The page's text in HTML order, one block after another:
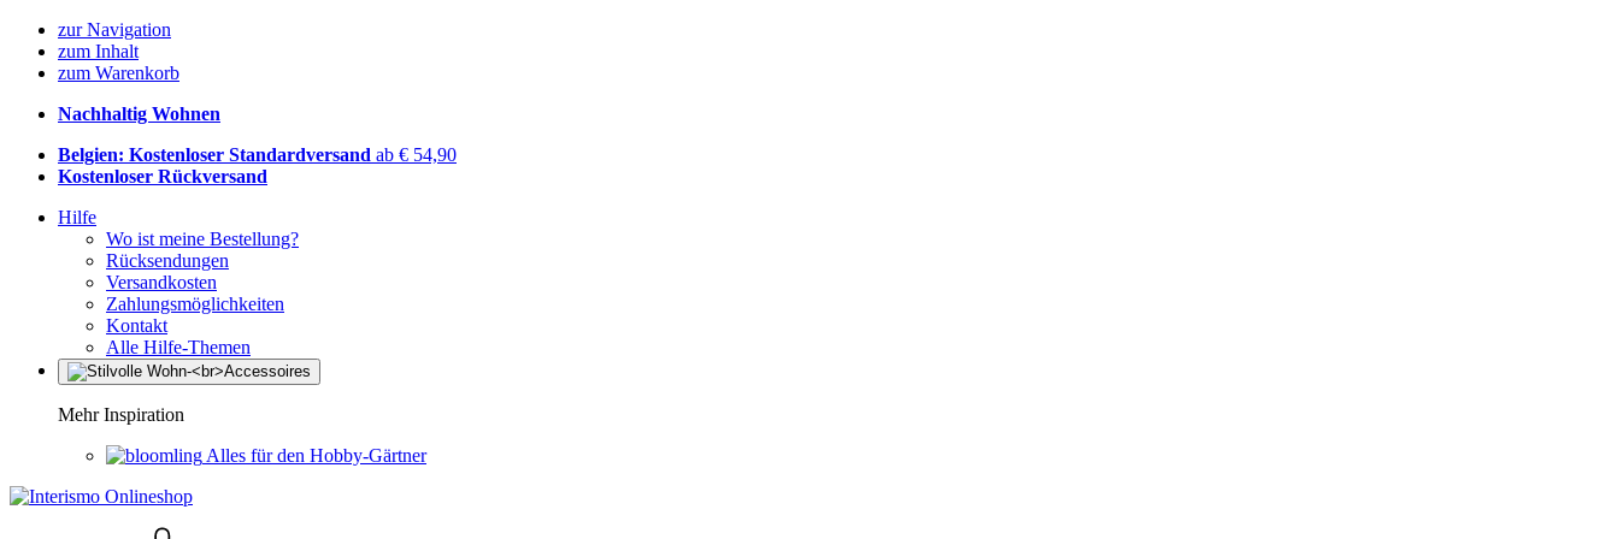
zur Navigation
zum Inhalt
zum Warenkorb
Nachhaltig Wohnen
Belgien: Kostenloser Standardversand ab € 54,90
Kostenloser Rückversand
Hilfe
Wo ist meine Bestellung?
Rücksendungen
Versandkosten
Zahlungsmöglichkeiten
Kontakt
Alle Hilfe-Themen
Mehr Inspiration
Alles für den Hobby-Gärtner